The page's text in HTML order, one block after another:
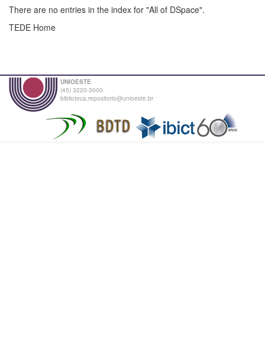
There are no entries in the index for "All of DSpace".
TEDE Home
UNIOESTE
(45) 3220-3000
biblioteca.repositorio@unioeste.br